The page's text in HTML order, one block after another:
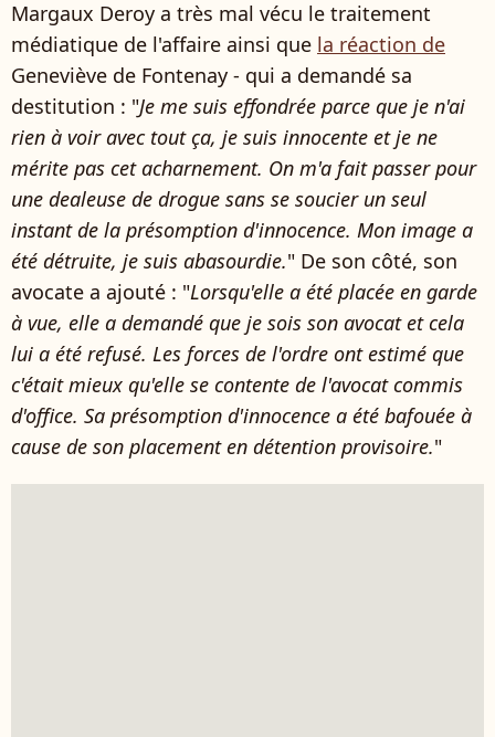
Margaux Deroy a très mal vécu le traitement
médiatique de l'affaire ainsi que la réaction de
Geneviève de Fontenay - qui a demandé sa
destitution : "Je me suis effondrée parce que je n'ai
rien à voir avec tout ça, je suis innocente et je ne
mérite pas cet acharnement. On m'a fait passer pour
une dealeuse de drogue sans se soucier un seul
instant de la présomption d'innocence. Mon image a
été détruite, je suis abasourdie." De son côté, son
avocate a ajouté : "Lorsqu'elle a été placée en garde
à vue, elle a demandé que je sois son avocat et cela
lui a été refusé. Les forces de l'ordre ont estimé que
c'était mieux qu'elle se contente de l'avocat commis
d'office. Sa présomption d'innocence a été bafouée à
cause de son placement en détention provisoire."